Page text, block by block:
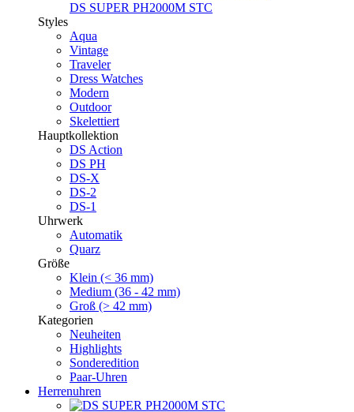
DS SUPER PH2000M STC
Styles
Aqua
Vintage
Traveler
Dress Watches
Modern
Outdoor
Skelettiert
Hauptkollektion
DS Action
DS PH
DS-X
DS-2
DS-1
Uhrwerk
Automatik
Quarz
Größe
Klein (< 36 mm)
Medium (36 - 42 mm)
Groß (> 42 mm)
Kategorien
Neuheiten
Highlights
Sonderedition
Paar-Uhren
Herrenuhren